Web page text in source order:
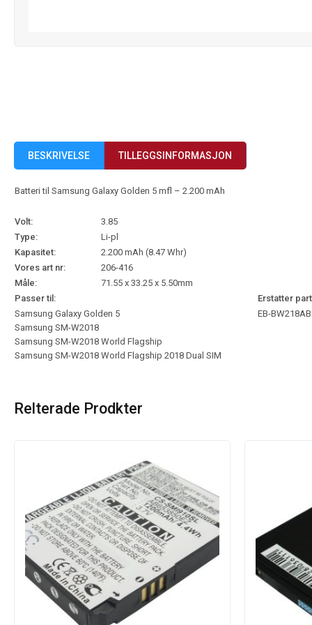
BESKRIVELSE TILLEGGSINFORMASJON
Batteri til Samsung Galaxy Golden 5 mfl – 2.200 mAh
Volt:
3.85
Type:
Li-pl
Kapasitet:
2.200 mAh (8.47 Whr)
Vores art nr:
206-416
Måle:
71.55 x 33.25 x 5.50mm
Passer til:
Erstatter
Samsung Galaxy Golden 5
Samsung SM-W2018
Samsung SM-W2018 World Flagship
Samsung SM-W2018 World Flagship 2018 Dual SIM
EB-
Relterade Prodkter